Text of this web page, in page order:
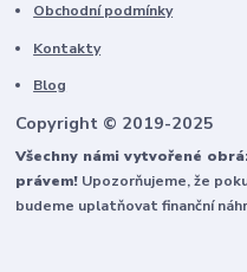
Obchodní podmínky
Kontakty
Blog
Copyright © 2019-2025
Všechny námi vytvořené
právem! Upozorňujeme, že
budeme uplatňovat finanční